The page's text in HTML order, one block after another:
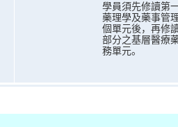
學員須先修讀第
藥理學及藥事管
個單元後，再修
部分之基層醫療
務單元。